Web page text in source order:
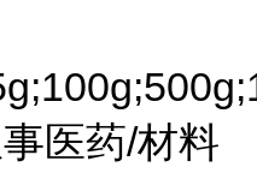
医药/材料